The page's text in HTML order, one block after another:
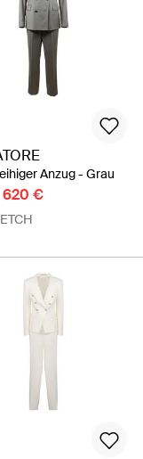
Anzug - Grau
620 €